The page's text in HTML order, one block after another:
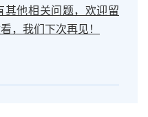
其他相关问题，欢迎留
，我们下次再见！